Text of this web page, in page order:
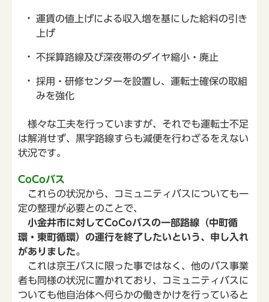
運賃の値上げによる収入増を基にした給料の引き
上げ
不採算路線及び深夜帯のダイヤ縮小・廃止
採用・研修センターを設置し、運転士確保の取組
みを強化
様々な工夫を行っていますが、それでも運転士不足
は解消せず、黒字路線すらも減便を行わざるをえない
状況です。
CoCoバス
これらの状況から、コミュニティバスについても一
定の整理が必要とのことで、
小金井市に対してCoCoバスの一部路線（中町循
環・東町循環）の運行を終了したいという、申し入れ
がありました。
これは京王バスに限った事ではなく、他のバス事業
者も同様の状況に置かれており、コミュニティバスに
ついても他自治体へ何らかの働きかけを行っていると